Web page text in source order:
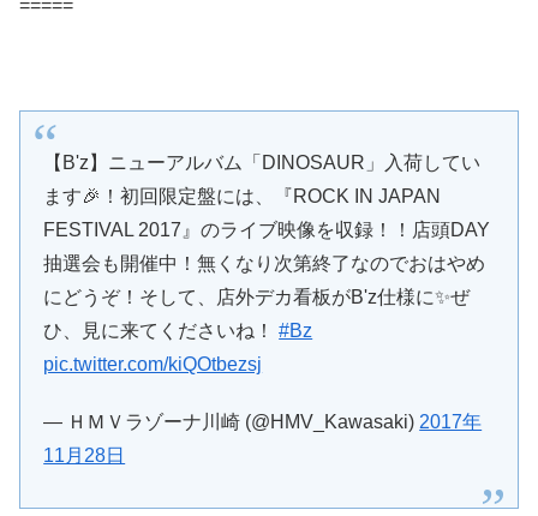
=====
【B'z】ニューアルバム「DINOSAUR」入荷してい
ます🎉！初回限定盤には、『ROCK IN JAPAN
FESTIVAL 2017』のライブ映像を収録！！店頭DAY
抽選会も開催中！無くなり次第終了なのでおはやめ
にどうぞ！そして、店外デカ看板がB'z仕様に✨ぜ
ひ、見に来てくださいね！#Bz
pic.twitter.com/kiQOtbezsj
— ＨＭＶラゾーナ川崎 (@HMV_Kawasaki) 2017年
11月28日